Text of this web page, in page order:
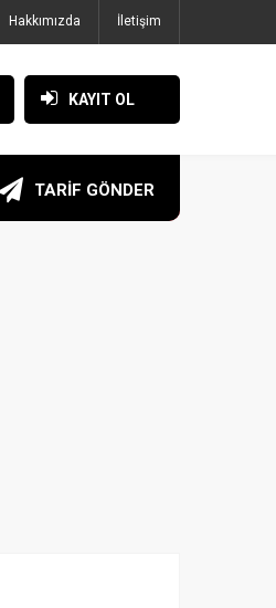
Hakkımızda İletişim
KAYIT OL
TARİF GÖNDER